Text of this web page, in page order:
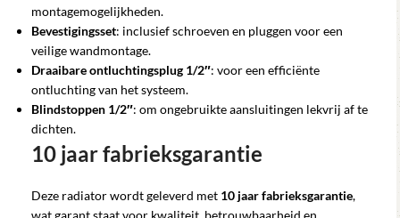
montagemogelijkheden.
Bevestigingsset: inclusief schroeven en pluggen voor een
veilige wandmontage.
Draaibare ontluchtingsplug 1/2″: voor een efficiënte
ontluchting van het systeem.
Blindstoppen 1/2″: om ongebruikte aansluitingen lekvrij af te
dichten.
10 jaar fabrieksgarantie
Deze radiator wordt geleverd met 10 jaar fabrieksgarantie,
wat garant staat voor kwaliteit, betrouwbaarheid en